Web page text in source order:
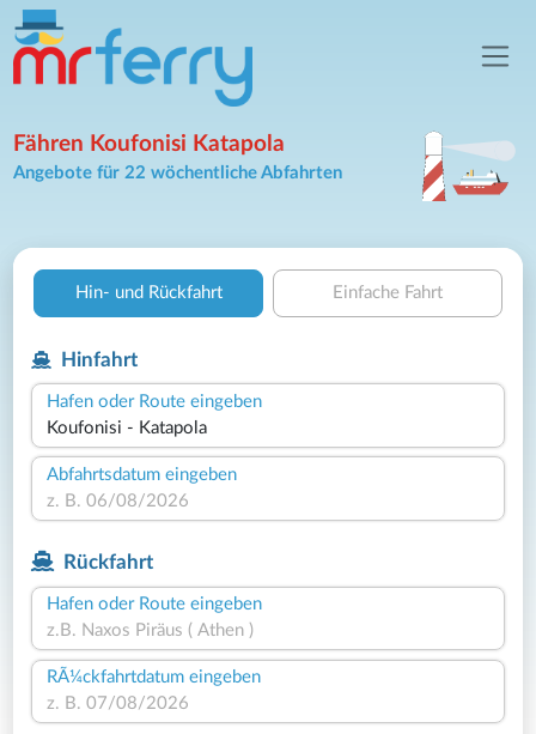
Fähren Koufonisi Katapola
Angebote für 22 wöchentliche Abfahrten
Hin- und Rückfahrt Einfache Fahrt
Hinfahrt
Hafen oder Route eingeben
Abfahrtsdatum eingeben
Rückfahrt
Hafen oder Route eingeben
RÃ¼ckfahrtdatum eingeben